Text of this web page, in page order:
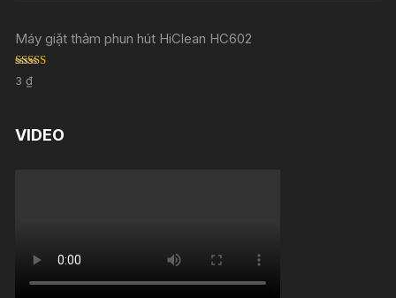
Máy giặt thảm phun hút HiClean HC602
Rated
out of 5
3₫
VIDEO